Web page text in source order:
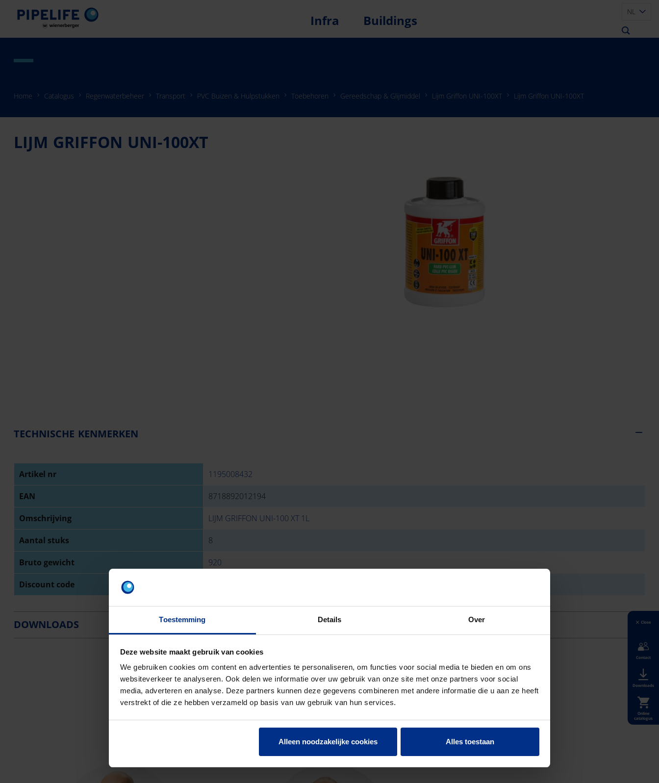
Toestemming Details Over
Deze website maakt gebruik van cookies
We gebruiken cookies om content en advertenties te personaliseren, om functies voor social media te bieden en om ons
websiteverkeer te analyseren. Ook delen we informatie over uw gebruik van onze site met onze partners voor social
media, adverteren en analyse. Deze partners kunnen deze gegevens combineren met andere informatie die u aan ze heeft
verstrekt of die ze hebben verzameld op basis van uw gebruik van hun services.
Alleen noodzakelijke cookies Alles toestaan
Infra Buildings
NL
Home Catalogus Regenwaterbeheer Transport PVC Buizen & Hulpstukken Toebehoren Gereedschap & Glijmiddel Lijm Griffon UNI-100XT Lijm Griffon UNI-100XT
LIJM GRIFFON UNI-100XT
TECHNISCHE KENMERKEN
Artikel nr 1195008432
EAN 8718892012194
Omschrijving LIJM GRIFFON UNI-100 XT 1L
Aantal stuks 8
Bruto gewicht 920
Discount code
DOWNLOADS
CONTACTEER ONS
Neem contact op met onze experts voor meer informatie.
Close
Contact
Downloads
Online
catalogus